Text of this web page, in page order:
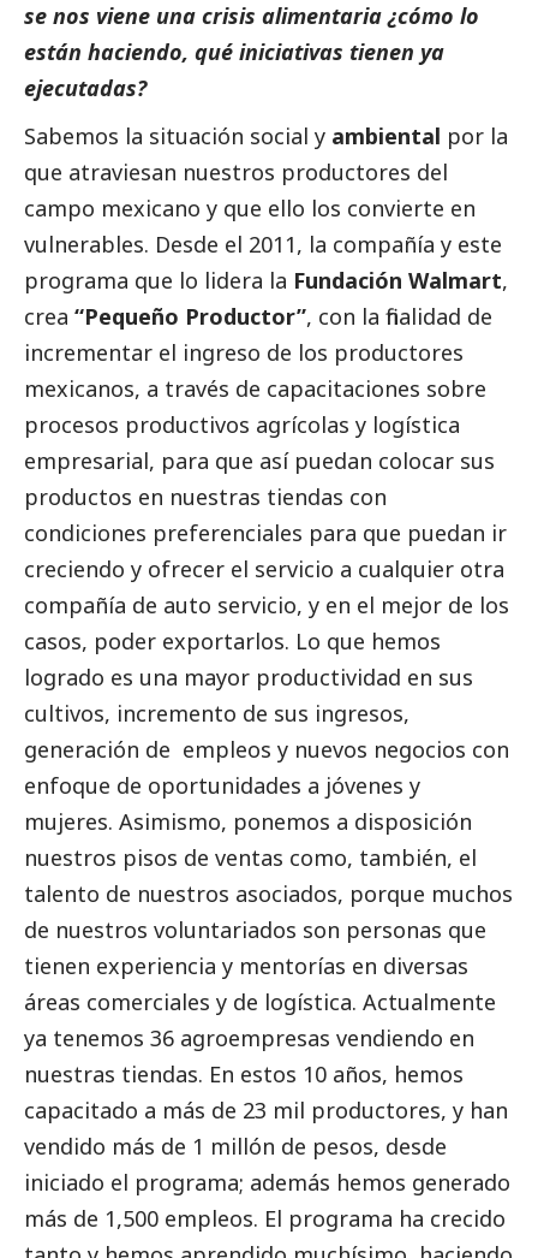
se nos viene una crisis alimentaria ¿cómo lo
están haciendo, qué iniciativas tienen ya
ejecutadas?
Sabemos la situación social y ambiental por la
que atraviesan nuestros productores del
campo mexicano y que ello los convierte en
vulnerables. Desde el 2011, la compañía y este
programa que lo lidera la Fundación Walmart,
crea “Pequeño Productor”, con la finalidad de
incrementar el ingreso de los productores
mexicanos, a través de capacitaciones sobre
procesos productivos agrícolas y logística
empresarial, para que así puedan colocar sus
productos en nuestras tiendas con
condiciones preferenciales para que puedan ir
creciendo y ofrecer el servicio a cualquier otra
compañía de auto servicio, y en el mejor de los
casos, poder exportarlos. Lo que hemos
logrado es una mayor productividad en sus
cultivos, incremento de sus ingresos,
generación de empleos y nuevos negocios con
enfoque de oportunidades a jóvenes y
mujeres. Asimismo, ponemos a disposición
nuestros pisos de ventas como, también, el
talento de nuestros asociados, porque muchos
de nuestros voluntariados son personas que
tienen experiencia y mentorías en diversas
áreas comerciales y de logística. Actualmente
ya tenemos 36 agroempresas vendiendo en
nuestras tiendas. En estos 10 años, hemos
capacitado a más de 23 mil productores, y han
vendido más de 1 millón de pesos, desde
iniciado el programa; además hemos generado
más de 1,500 empleos. El programa ha crecido